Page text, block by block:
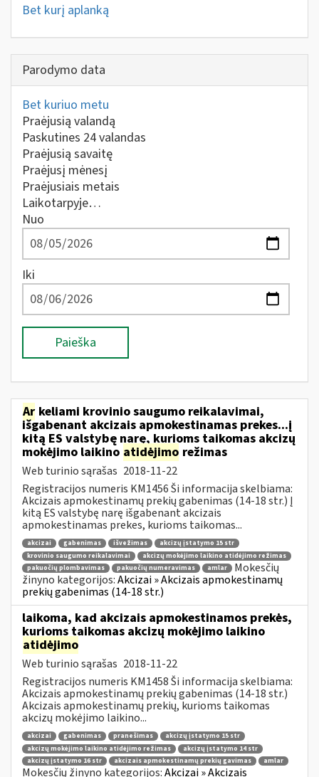
Bet kurį aplanką
Parodymo data
Bet kuriuo metu
Praėjusią valandą
Paskutines 24 valandas
Praėjusią savaitę
Praėjusį mėnesį
Praėjusiais metais
Laikotarpyje…
Nuo
Iki
Paieška
Ar keliami krovinio saugumo reikalavimai,
išgabenant akcizais apmokestinamas prekes...į
kitą ES valstybę narę, kurioms taikomas akcizų
mokėjimo laikino atidėjimo režimas
Web turinio sąrašas 2018-11-22
Registracijos numeris KM1456 Ši informacija skelbiama:
Akcizais apmokestinamų prekių gabenimas (14-18 str.) Į
kitą ES valstybę narę išgabenant akcizais
apmokestinamas prekes, kurioms taikomas...
akcizai gabenimas išvežimas
akcizų įstatymo 15 str
krovinio saugumo reikalavimai
akcizų mokėjimo laikino atidėjimo režimas
pakuočių plombavimas
pakuočių numeravimas amlar
Mokesčių
žinyno kategorijos:Akcizai » Akcizais apmokestinamų
prekių gabenimas (14-18 str.)
laikoma, kad akcizais apmokestinamos prekės,
kurioms taikomas akcizų mokėjimo laikino
atidėjimo
Web turinio sąrašas 2018-11-22
Registracijos numeris KM1458 Ši informacija skelbiama:
Akcizais apmokestinamų prekių gabenimas (14-18 str.)
Akcizais apmokestinamų prekių, kurioms taikomas
akcizų mokėjimo laikino...
akcizai gabenimas pranešimas
akcizų įstatymo 15 str
akcizų mokėjimo laikino atidėjimo režimas
akcizų įstatymo 14 str
akcizų įstatymo 16 str
akcizais apmokestinamų prekių gavimas amlar
Mokesčių žinyno kategorijos:Akcizai » Akcizais